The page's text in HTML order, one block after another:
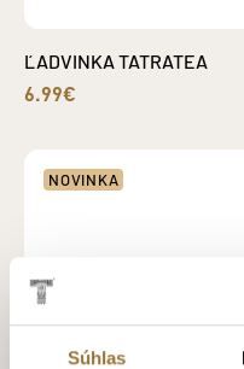
Súhlas
ĽADVINKA TATRATEA
6.99€
NOVINKA